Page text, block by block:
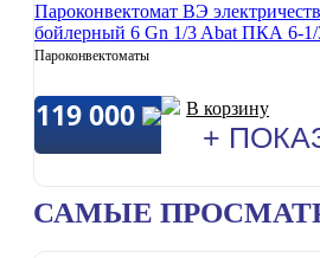
Пароконвектомат ВЭ
бойлерный 6 Gn 1/3 Abat ПКА 6-
Пароконвектоматы
119 000 В корзину
+
САМЫЕ